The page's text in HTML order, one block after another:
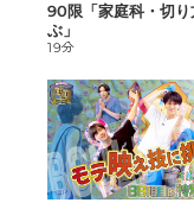
90限「家庭科・切り
ぶ」
19分